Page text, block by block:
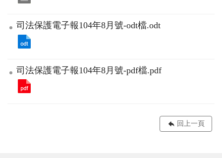
司法保護電子報104年8月號-odt檔.odt
司法保護電子報104年8月號-pdf檔.pdf
回上一頁